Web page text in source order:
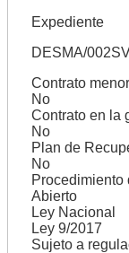
Expediente
DESMA/
Contrato menor
No
Contrato en la
No
Plan de
No
Procedimiento
Abierto
Ley Nacional
Ley 9/2017
Sujeto a